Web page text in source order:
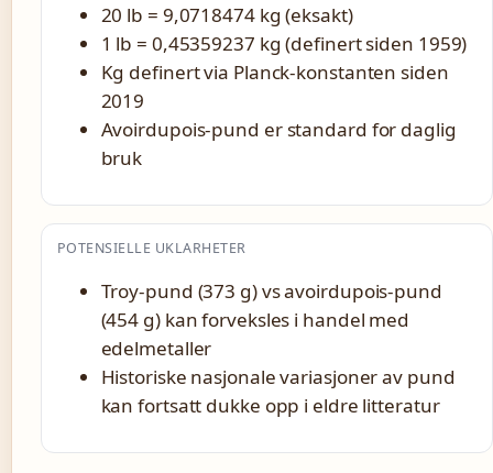
20 lb = 9,0718474 kg (eksakt)
1 lb = 0,45359237 kg (definert siden 1959)
Kg definert via Planck-konstanten siden
2019
Avoirdupois-pund er standard for daglig
bruk
POTENSIELLE UKLARHETER
Troy-pund (373 g) vs avoirdupois-pund
(454 g) kan forveksles i handel med
edelmetaller
Historiske nasjonale variasjoner av pund
kan fortsatt dukke opp i eldre litteratur